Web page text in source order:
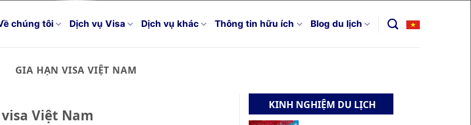
chúng tôi Dịch vụ Visa Dịch vụ khác Thông tin hữu ích Blog du lịch
GIA HẠN VISA VIỆT NAM
Việt Nam
KINH NGHIỆM DU LỊCH